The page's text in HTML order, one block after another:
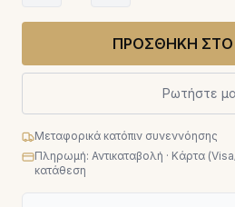
ΠΡΟΣΘΗΚΗ ΣΤΟ
Ρωτήστε
Μεταφορικά κατόπιν συνεννόησης
Πληρωμή: Αντικαταβολή · Κάρτα
κατάθεση